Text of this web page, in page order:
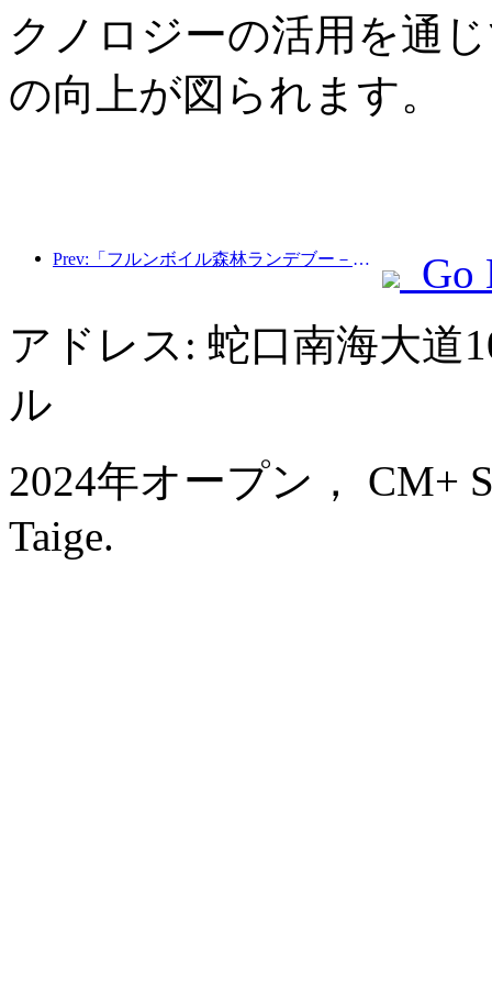
クノロジーの活用を通
の向上が図られます。
Prev:「フルンボイル森林ランデブー－大興安嶺エクスプレス－星光列車－天一旅」観光列車が初運行を行った。
Go
アドレス: 蛇口南海大道
ル
2024年オープン， CM+
Taige.